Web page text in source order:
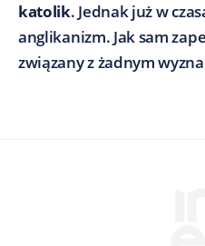
katolik. Jednak już w
anglikanizm. Jak sam
związany z żadnym